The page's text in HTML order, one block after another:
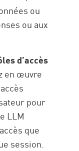
ou
ou aux
d’accès
en œuvre
pour
LLM
que
session.